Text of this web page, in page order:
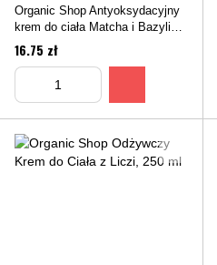
Organic Shop Antyoksydacyjny
krem do ciała Matcha i Bazylia,
250 ml
16.75 zł